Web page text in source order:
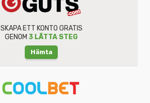
SKAPA ETT KONTO GRATIS
GENOM 3 LÄTTA STEG
Hämta